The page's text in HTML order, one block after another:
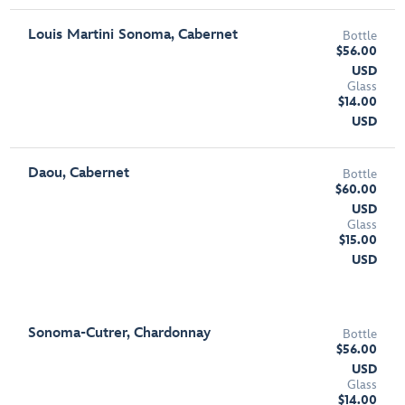
Louis Martini Sonoma, Cabernet
Bottle
$56.00
USD
Glass
$14.00
USD
Daou, Cabernet
Bottle
$60.00
USD
Glass
$15.00
USD
Sonoma-Cutrer, Chardonnay
Bottle
$56.00
USD
Glass
$14.00